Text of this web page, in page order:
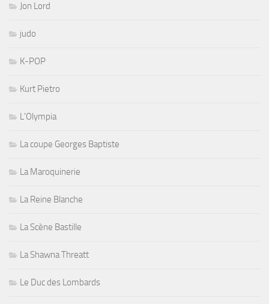
Jon Lord
judo
K-POP
Kurt Pietro
L'Olympia
La coupe Georges Baptiste
La Maroquinerie
La Reine Blanche
La Scène Bastille
La Shawna Threatt
Le Duc des Lombards